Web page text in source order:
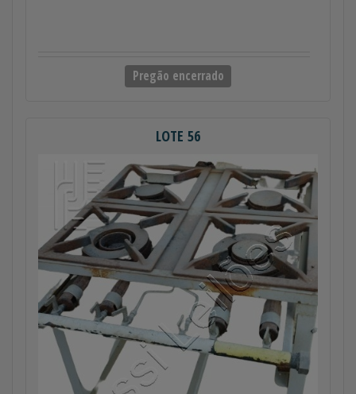
Pregão encerrado
LOTE 56